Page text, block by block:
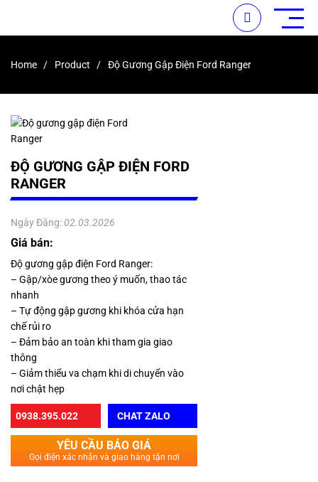
Home Product Độ Gương Gập Điện Ford Ranger
ĐỘ GƯƠNG GẬP ĐIỆN FORD
RANGER
Ngày Đăng:02.03.2026
Giá bán:
Độ gương gập điện Ford Ranger:
– Gập/xòe gương theo ý muốn, thao tác
nhanh
– Tự động gập gương khi khóa cửa hạn
chế rủi ro
– Đảm bảo an toàn khi tham gia giao
thông
– Giảm thiểu va chạm khi di chuyển vào
nơi chật hẹp
0938.395.022 CHAT ZALO
YÊU CẦU BÁO GIÁ
Gọi điện xác nhận và giao hàng tận nơi